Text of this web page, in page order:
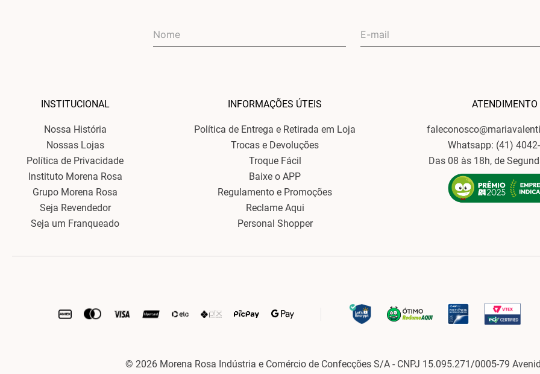
INSTITUCIONAL
Nossa História
Nossas Lojas
Política de Privacidade
Instituto Morena Rosa
Grupo Morena Rosa
Seja Revendedor
Seja um Franqueado
INFORMAÇÕES ÚTEIS
Política de Entrega e Retirada em Loja
Trocas e Devoluções
Troque Fácil
Baixe o APP
Regulamento e Promoções
Reclame Aqui
Personal Shopper
ATENDIMENTO
Whatsapp: (41)
Das 08 às 18h, de
© 2026 Morena Rosa Indústria e Comércio de Confecções S/A - CNPJ 15.095.271/0005-79